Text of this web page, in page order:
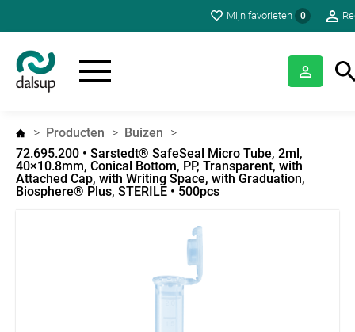
Mijn favorieten 0
Producten
Buizen
72.695.200 • Sarstedt® SafeSeal Micro Tube, 2ml,
40×10.8mm, Conical Bottom, PP, Transparent, with
Attached Cap, with Writing Space, with Graduation,
Biosphere® Plus, STERILE • 500pcs